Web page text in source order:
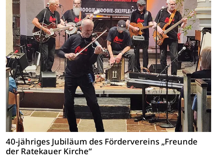
40-jähriges Jubiläum des Fördervereins „Freunde
der Ratekauer Kirche“